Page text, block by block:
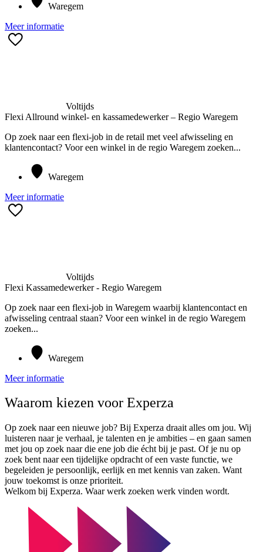
Waregem
Meer informatie
Voltijds
Flexi Allround winkel- en kassamedewerker – Regio Waregem
Op zoek naar een flexi-job in de retail met veel afwisseling en
klantencontact? Voor een winkel in de regio Waregem zoeken...
Waregem
Meer informatie
Voltijds
Flexi Kassamedewerker - Regio Waregem
Op zoek naar een flexi-job in Waregem waarbij klantencontact en
afwisseling centraal staan? Voor een winkel in de regio Waregem
zoeken...
Waregem
Meer informatie
Waarom kiezen voor Experza
Op zoek naar een nieuwe job? Bij Experza draait alles om jou. Wij
luisteren naar je verhaal, je talenten en je ambities – en gaan samen
met jou op zoek naar die ene job die écht bij je past. Of je nu op
zoek bent naar een tijdelijke opdracht of een vaste functie, we
begeleiden je persoonlijk, eerlijk en met kennis van zaken. Want
jouw toekomst is onze prioriteit.
Welkom bij Experza. Waar werk zoeken werk vinden wordt.